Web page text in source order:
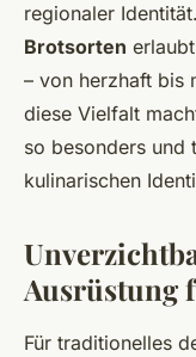
regionaler
Brotsorten
– von herzhaft bis
diese Vielfalt
so besonders und
kulinarischen
Ausrüstung
Für traditionelles